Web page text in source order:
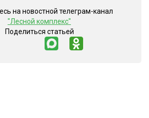
на новостной телеграм-канал
"Лесной комплекс"
Поделиться статьей